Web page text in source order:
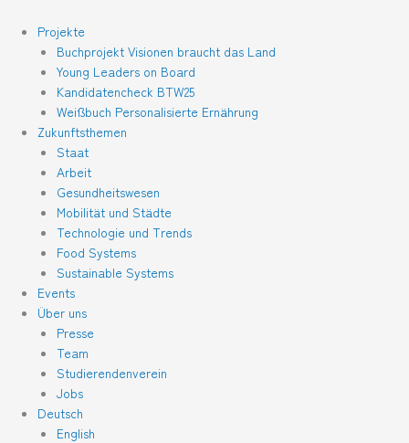
Inhalt
springen
Projekte
Buchprojekt Visionen braucht das Land
Young Leaders on Board
Kandidatencheck BTW25
Weißbuch Personalisierte Ernährung
Zukunftsthemen
Staat
Arbeit
Gesundheitswesen
Mobilität und Städte
Technologie und Trends
Food Systems
Sustainable Systems
Events
Über uns
Presse
Team
Studierendenverein
Jobs
Deutsch
English